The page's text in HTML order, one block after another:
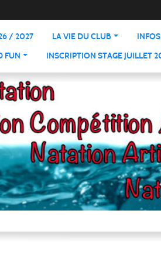
/ 2027 LA VIE DU CLUB
FUN
INSCRIPTION STAGE JUILLET